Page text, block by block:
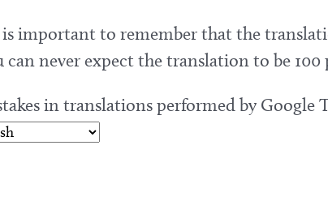
important to remember that the
never expect the translation to be
in translations performed by Google